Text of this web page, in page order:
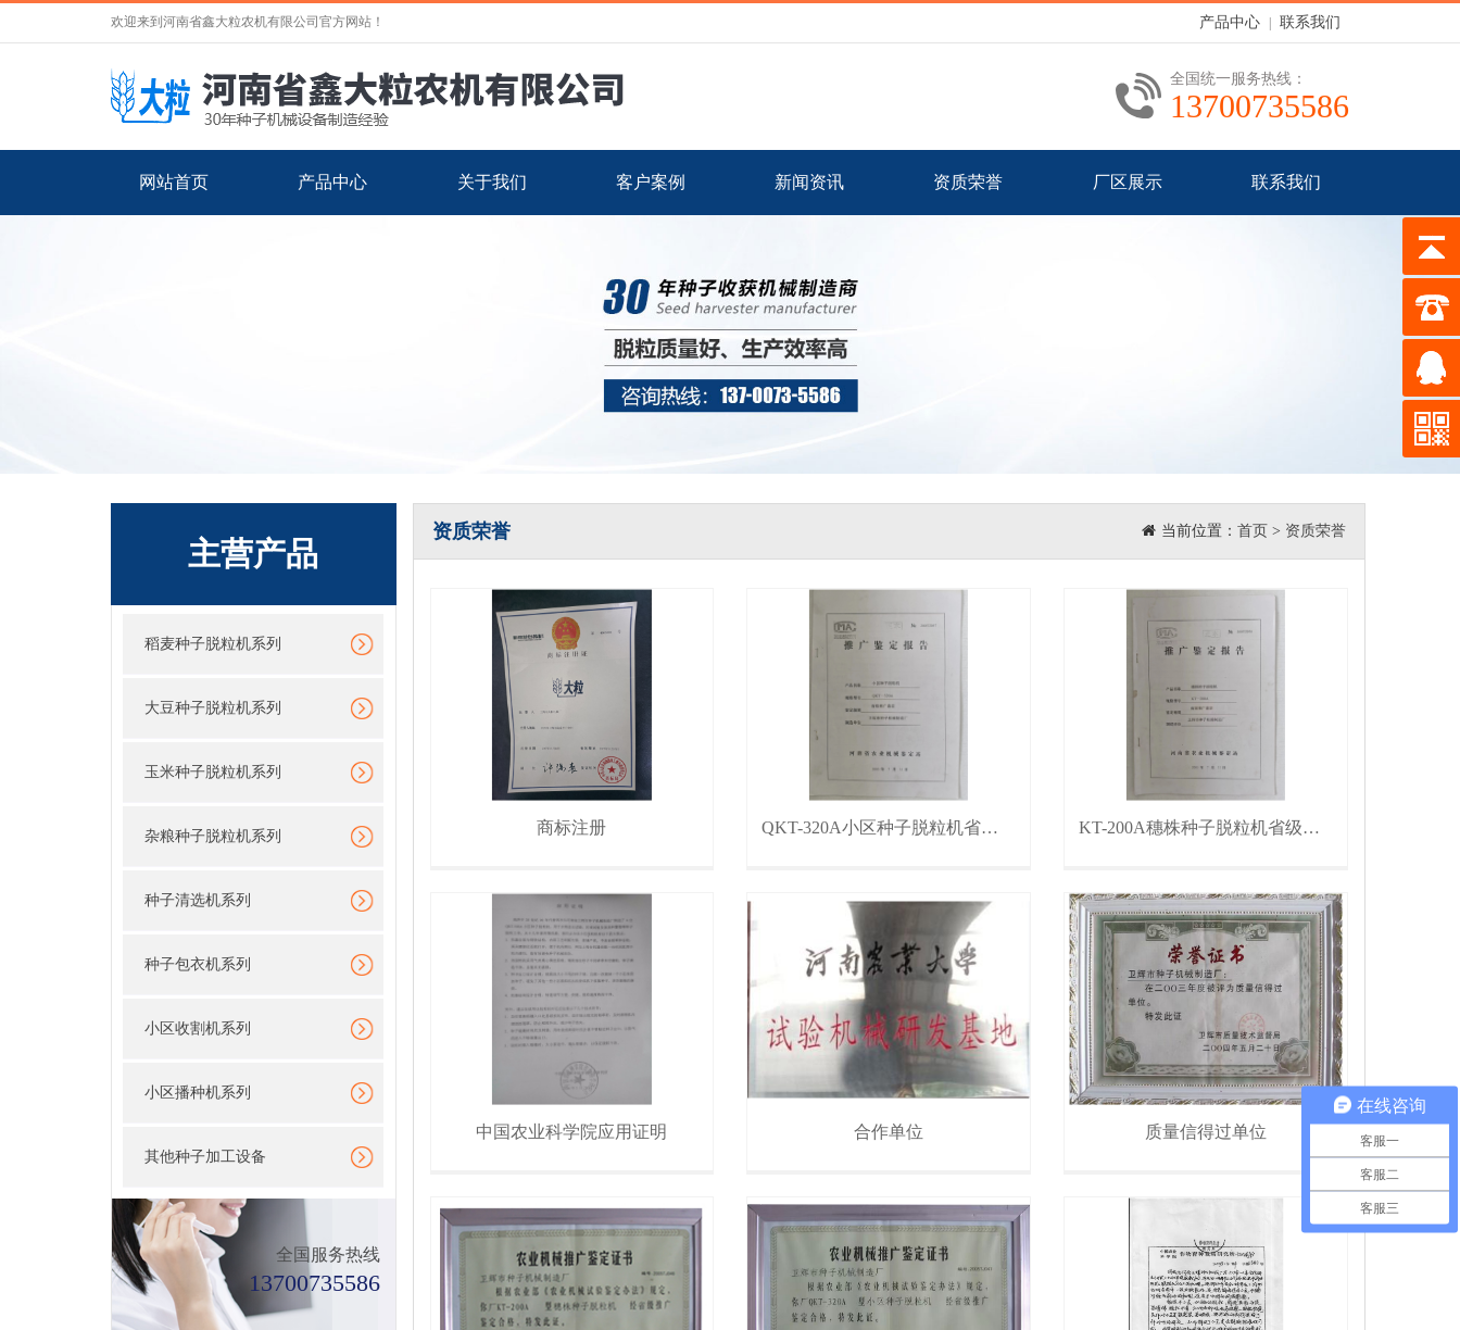
欢迎来到河南省鑫大粒农机有限公司官方网站！ 产品中心 联系我们
全国统一服务热线：
13700735586
网站首页 产品中心 关于我们 客户案例 新闻资讯 资质荣誉 厂区展示 联系我们
主营产品
稻麦种子脱粒机系列
大豆种子脱粒机系列
玉米种子脱粒机系列
杂粮种子脱粒机系列
种子清选机系列
种子包衣机系列
小区收割机系列
小区播种机系列
其他种子加工设备
全国服务热线
13700735586
资质荣誉 当前位置： 首页 > 资质荣誉
商标注册 QKT-320A小区种子脱粒机省级推广鉴定 KT-200A穗株种子脱粒机省级推广鉴定
中国农业科学院应用证明 合作单位 质量信得过单位
在线咨询
客服一
客服二
客服三